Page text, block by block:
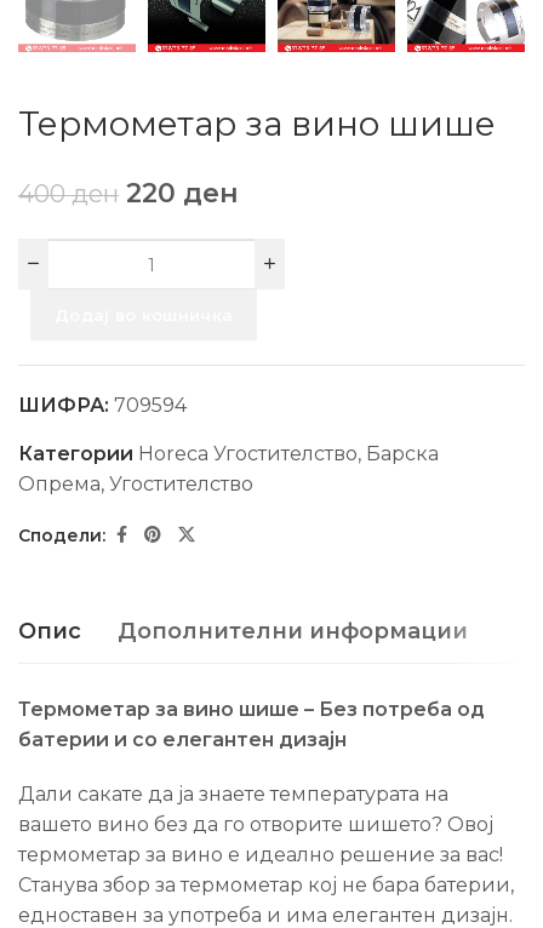
Термометар за вино шише
400ден 220 ден
ШИФРА: 709594
Категории Horeca Угостителство, Барска
Опрема, Угостителство
Опис Дополнителни информации
Термометар за вино шише – Без потреба од
батерии и со елегантен дизајн
Дали сакате да ја знаете температурата на
вашето вино без да го отворите шишето? Овој
термометар за вино е идеално решение за вас!
Станува збор за термометар кој не бара батерии,
едноставен за употреба и има елегантен дизајн.